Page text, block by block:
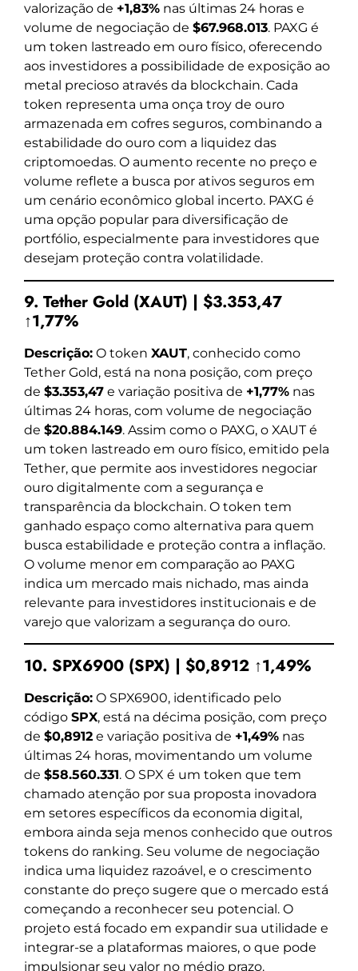
valorização de +1,83% nas últimas 24 horas e
volume de negociação de $67.968.013. PAXG é
um token lastreado em ouro físico, oferecendo
aos investidores a possibilidade de exposição ao
metal precioso através da blockchain. Cada
token representa uma onça troy de ouro
armazenada em cofres seguros, combinando a
estabilidade do ouro com a liquidez das
criptomoedas. O aumento recente no preço e
volume reflete a busca por ativos seguros em
um cenário econômico global incerto. PAXG é
uma opção popular para diversificação de
portfólio, especialmente para investidores que
desejam proteção contra volatilidade.
9. Tether Gold (XAUT) | $3.353,47
↑1,77%
Descrição: O token XAUT, conhecido como
Tether Gold, está na nona posição, com preço
de $3.353,47 e variação positiva de +1,77% nas
últimas 24 horas, com volume de negociação
de $20.884.149. Assim como o PAXG, o XAUT é
um token lastreado em ouro físico, emitido pela
Tether, que permite aos investidores negociar
ouro digitalmente com a segurança e
transparência da blockchain. O token tem
ganhado espaço como alternativa para quem
busca estabilidade e proteção contra a inflação.
O volume menor em comparação ao PAXG
indica um mercado mais nichado, mas ainda
relevante para investidores institucionais e de
varejo que valorizam a segurança do ouro.
10. SPX6900 (SPX) | $0,8912 ↑1,49%
Descrição: O SPX6900, identificado pelo
código SPX, está na décima posição, com preço
de $0,8912 e variação positiva de +1,49% nas
últimas 24 horas, movimentando um volume
de $58.560.331. O SPX é um token que tem
chamado atenção por sua proposta inovadora
em setores específicos da economia digital,
embora ainda seja menos conhecido que outros
tokens do ranking. Seu volume de negociação
indica uma liquidez razoável, e o crescimento
constante do preço sugere que o mercado está
começando a reconhecer seu potencial. O
projeto está focado em expandir sua utilidade e
integrar-se a plataformas maiores, o que pode
impulsionar seu valor no médio prazo.